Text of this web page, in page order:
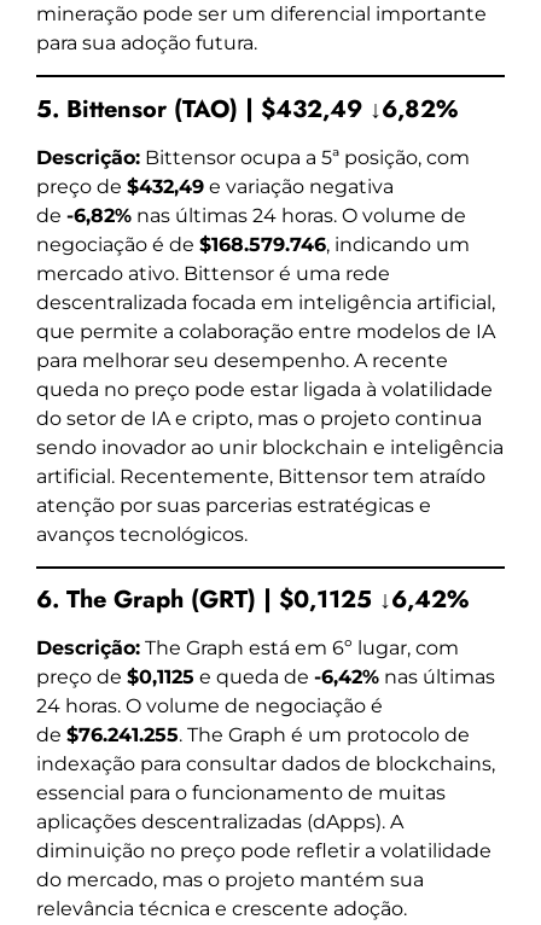
mineração pode ser um diferencial importante
para sua adoção futura.
5. Bittensor (TAO) | $432,49 ↓6,82%
Descrição: Bittensor ocupa a 5ª posição, com
preço de $432,49 e variação negativa
de -6,82% nas últimas 24 horas. O volume de
negociação é de $168.579.746, indicando um
mercado ativo. Bittensor é uma rede
descentralizada focada em inteligência artificial,
que permite a colaboração entre modelos de IA
para melhorar seu desempenho. A recente
queda no preço pode estar ligada à volatilidade
do setor de IA e cripto, mas o projeto continua
sendo inovador ao unir blockchain e inteligência
artificial. Recentemente, Bittensor tem atraído
atenção por suas parcerias estratégicas e
avanços tecnológicos.
6. The Graph (GRT) | $0,1125 ↓6,42%
Descrição: The Graph está em 6º lugar, com
preço de $0,1125 e queda de -6,42% nas últimas
24 horas. O volume de negociação é
de $76.241.255. The Graph é um protocolo de
indexação para consultar dados de blockchains,
essencial para o funcionamento de muitas
aplicações descentralizadas (dApps). A
diminuição no preço pode refletir a volatilidade
do mercado, mas o projeto mantém sua
relevância técnica e crescente adoção.